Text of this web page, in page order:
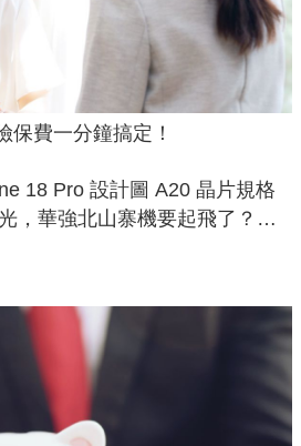
保費一分鐘搞定！
18 Pro 設計圖 A20 晶片規格
，華強北山寨機要起飛了？專